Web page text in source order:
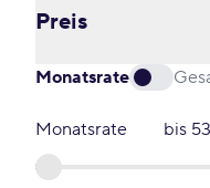
Preis
Monatsrate
Monatsrate bis